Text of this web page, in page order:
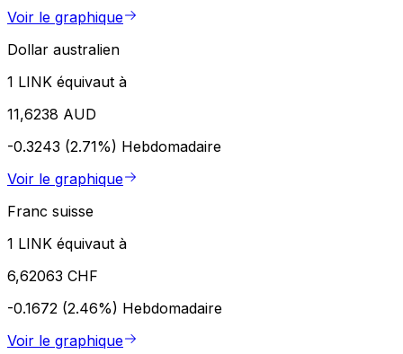
Voir le graphique
Dollar australien
1 LINK équivaut à
11,6238 AUD
-0.3243 (2.71%) Hebdomadaire
Voir le graphique
Franc suisse
1 LINK équivaut à
6,62063 CHF
-0.1672 (2.46%) Hebdomadaire
Voir le graphique